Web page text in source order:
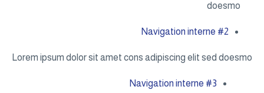
doesmo
Navigation interne #2
Lorem ipsum dolor sit amet cons adipiscing elit sed doesmo
Navigation interne #3